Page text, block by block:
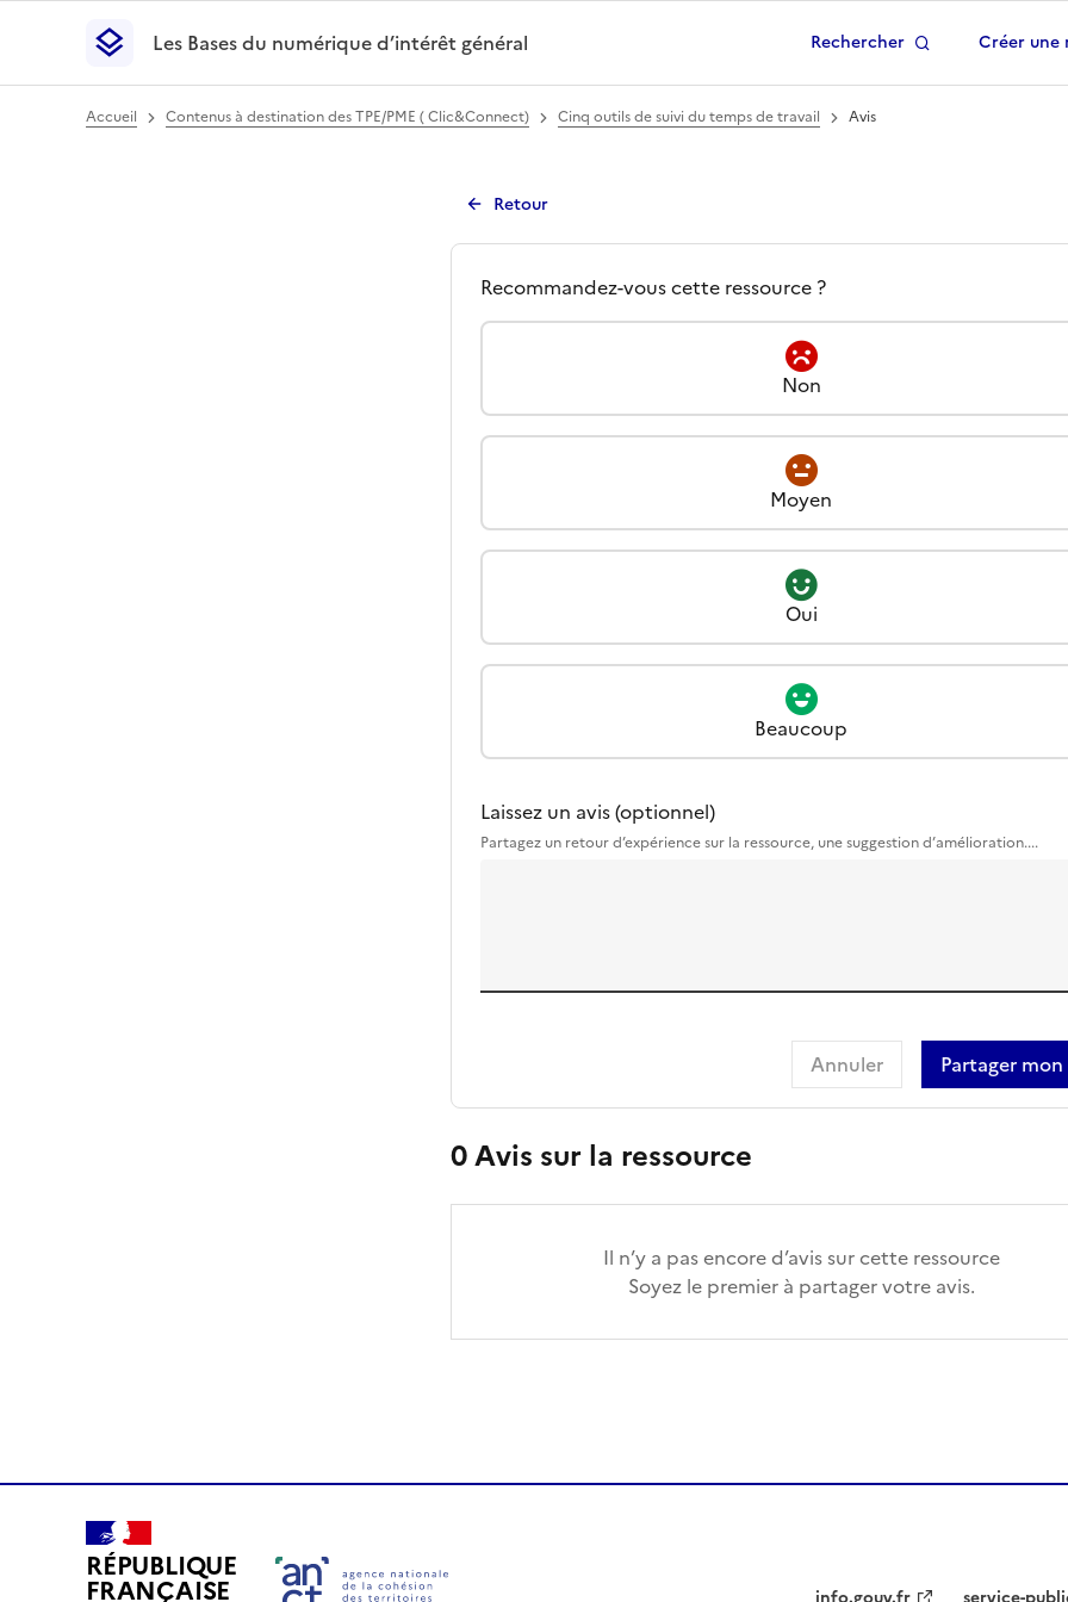
Les Bases du numérique d’intérêt général- Retour à la page d'accueil
Les Bases du numérique d’intérêt général
Rechercher Créer une
Accueil Contenus à destination des TPE/PME ( Clic&Connect) Cinq outils de suivi du temps de travail Avis
Retour
Avis -Cinq outils de suivi
Quel est votre avis à propos
Recommandez-vous cette ressource ?
Non
Moyen
Oui
Beaucoup
Laissez un avis (optionnel)
Partagez un retour d’expérience sur la ressource, une suggestion d’amélioration....
Partager mon
Annuler
0Avis sur la ressource
Il n’y a pas encore d’avis sur cette ressource
Soyez le premier à partager votre avis.
RÉPUBLIQUE
FRANÇAISE